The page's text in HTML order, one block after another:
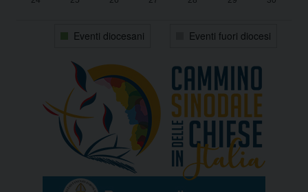
Eventi diocesani Eventi fuori diocesi